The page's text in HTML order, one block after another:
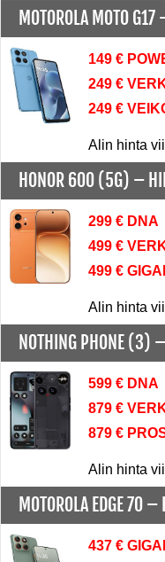
MOTOROLA MOTO G17
149 €
249 €
249 €
Alin hinta
HONOR 600 (5G) –
299 € DNA
499 €
499 €
Alin hinta
NOTHING PHONE (3) –
599 € DNA
879 €
879 €
Alin hinta
MOTOROLA EDGE 70 –
437 €